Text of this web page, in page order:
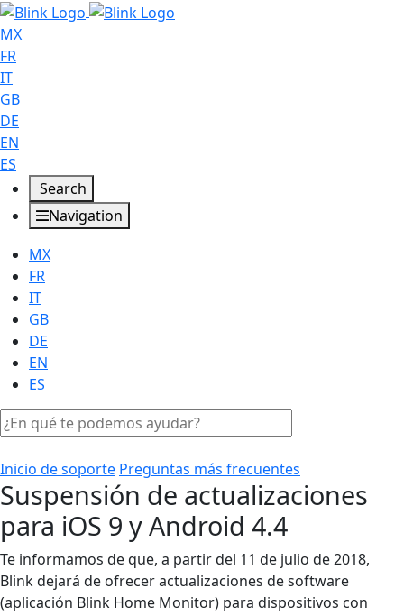
MX
FR
IT
GB
DE
EN
ES
Search
Navigation
MX
FR
IT
GB
DE
EN
ES
Inicio de soporte Preguntas más frecuentes
Suspensión de actualizaciones
para iOS 9 y Android 4.4
Te informamos de que, a partir del 11 de julio de 2018,
Blink dejará de ofrecer actualizaciones de software
(aplicación Blink Home Monitor) para dispositivos con